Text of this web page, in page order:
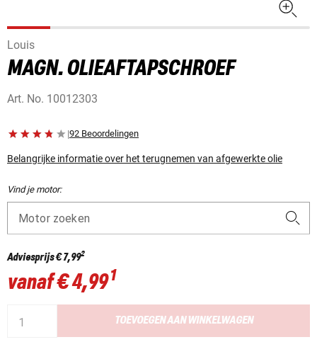
Louis
MAGN. OLIEAFTAPSCHROEF
Art. No. 10012303
|92 Beoordelingen
Belangrijke informatie over het terugnemen van afgewerkte olie
Vind je motor:
Motor zoeken
Adviesprijs€ 7,992
vanaf€ 4,991
TOEVOEGEN AAN WINKELWAGEN